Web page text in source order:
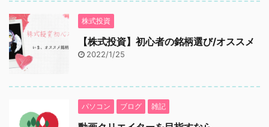
株式投資
【株式投資】初心者の銘柄選び/オススメ
2022/1/25
パソコン ブログ 雑記